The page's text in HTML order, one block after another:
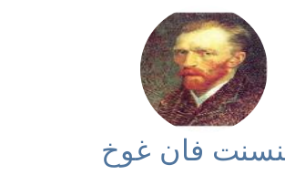
فان غوخ